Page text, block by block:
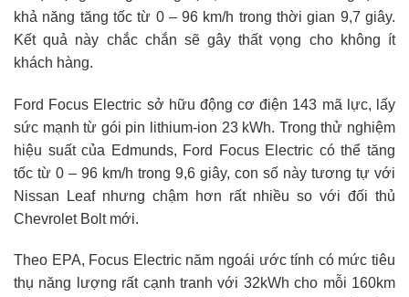
khả năng tăng tốc từ 0 – 96 km/h trong thời gian 9,7 giây.
Kết quả này chắc chắn sẽ gây thất vọng cho không ít
khách hàng.
Ford Focus Electric sở hữu động cơ điện 143 mã lực, lấy
sức mạnh từ gói pin lithium-ion 23 kWh. Trong thử nghiệm
hiệu suất của Edmunds, Ford Focus Electric có thể tăng
tốc từ 0 – 96 km/h trong 9,6 giây, con số này tương tự với
Nissan Leaf nhưng chậm hơn rất nhiều so với đối thủ
Chevrolet Bolt mới.
Theo EPA, Focus Electric năm ngoái ước tính có mức tiêu
thụ năng lượng rất cạnh tranh với 32kWh cho mỗi 160km